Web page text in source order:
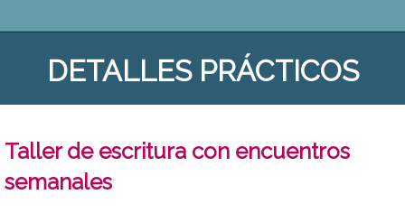
DETALLES PRÁCTICOS
Taller de escritura con encuentros
semanales